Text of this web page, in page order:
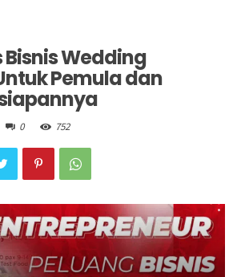
Bisnis Wedding
Pemula dan
0 752